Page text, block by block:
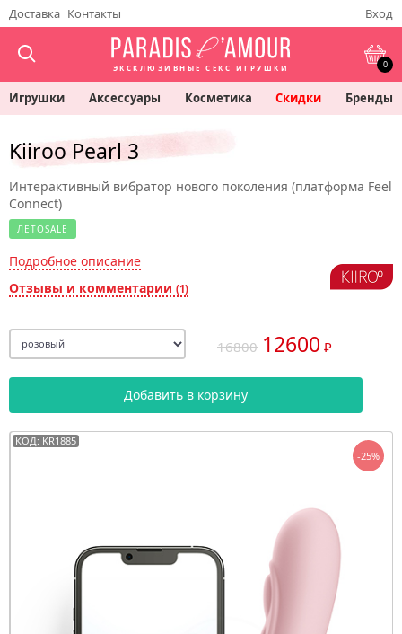
Доставка Контакты Вход
ЭКСКЛЮЗИВНЫЕ СЕКС ИГРУШКИ 0
Игрушки Аксессуары Косметика Скидки Бренды
Kiiroo Pearl 3
Интерактивный вибратор нового поколения (платформа Feel
Connect)
ЛЕТОSALE
Подробное описание
Отзывы и комментарии (1)
16800 12600 ₽
Добавить в корзину
КОД: KR1885
-25%